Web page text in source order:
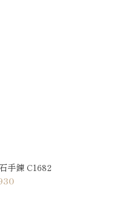
手鍊 C1682